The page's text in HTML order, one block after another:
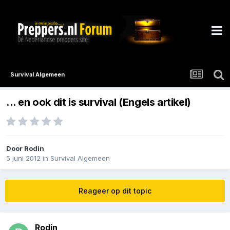
Survival Algemeen
... en ook dit is survival (Engels artikel)
Door Rodin
5 juni 2012 in Survival Algemeen
Reageer op dit topic
Rodin